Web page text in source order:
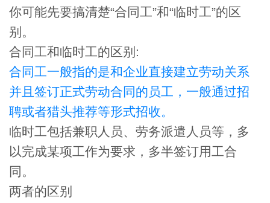
你可能先要搞清楚“合同工”和“临时工”的区
别。
合同工和临时工的区别 :
合同工一般指的是和企业直接建立劳动关系
并且签订正式劳动合同的员工，一般通过招
聘或者猎头推荐等形式招收。
临时工包括兼职人员、劳务派遣人员等，多
以完成某项工作为要求，多半签订用工合
同。
两者的区别